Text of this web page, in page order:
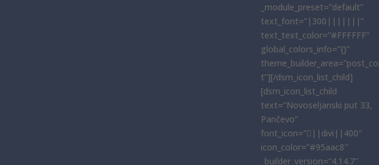
_module_preset=”default”
text_font=”|300|||||||”
text_text_color=”#FFFFFF”
global_colors_info=”{}”
t”][/dsm_icon_list_child]
[dsm_icon_list_child
text=”Novoseljanski put 33,
Pančevo”
font_icon=”||divi||400″
icon_color=”#95aac8″
_builder_version=”4.14.7″